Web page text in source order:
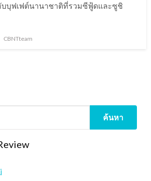
บบุฟเฟต์นานาชาติที่รวมซีฟู้ดและซูชิ
CBNTteam